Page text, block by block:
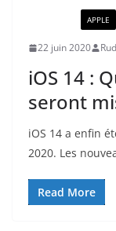
APPLE
22 juin 2020
iOS 14 :
seront
iOS 14 a enfin
2020. Les
Read More